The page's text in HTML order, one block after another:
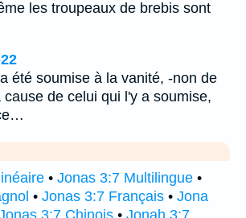
les troupeaux de brebis sont
été soumise à la vanité, -non de
de celui qui l'y a soumise,
• Jonas 3:7 Multilingue •
• Jonas 3:7 Français • Jona
3:7 Chinois • Jonah 3:7